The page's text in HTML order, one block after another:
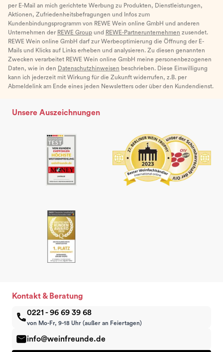
per E-Mail an mich gerichtete Werbung zu Produkten, Dienstleistungen,
Aktionen, Zufriedenheitsbefragungen und Infos zum
Kundenbindungsprogramm von REWE Wein online GmbH und anderen
Unternehmen der REWE Group und REWE-Partnerunternehmen zusendet.
REWE Wein online GmbH darf zur Werbeoptimierung die Öffnung der E-
Mails und Klicks auf Links erheben und analysieren. Zu diesen genannten
Zwecken verarbeitet REWE Wein online GmbH meine personenbezogenen
Daten, wie in den Datenschutzhinweisen beschrieben. Diese Einwilligung
kann ich jederzeit mit Wirkung für die Zukunft widerrufen, z.B. per
Abmeldelink am Ende eines jeden Newsletters oder über den Kundendienst.
Unsere Auszeichnungen
Kontakt & Beratung
0221 - 96 69 39 68
von Mo-Fr, 9-18 Uhr (außer an Feiertagen)
info@weinfreunde.de